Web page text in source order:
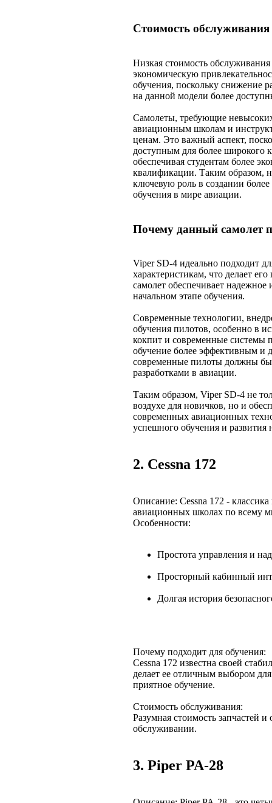
Стоимость обслуживания
Низкая стоимость
экономическую
обучения, поскольку снижение
на данной модели более
Самолеты, требующие
авиационным школам и
ценам. Это важный аспект,
доступным для более широкого
обеспечивая студентам более
квалификации. Таким образом,
ключевую роль в создании
обучения в мире авиации.
Почему данный самолет
Viper SD-4 идеально подходит
характеристикам, что делает
самолет обеспечивает
начальном этапе обучения.
Современные технологии,
обучения пилотов, особенно в
кокпит и современные системы
обучение более эффективным и
современные пилоты должны
разработками в авиации.
Таким образом, Viper SD-4 не
воздухе для новичков, но и
современных авиационных
успешного обучения и
2. Cessna 172
Описание: Cessna 172 -
авиационных школах по всему
Особенности:
Простота управления и
Просторный кабинный
Долгая история
Почему подходит для обучения:
Cessna 172 известна своей
делает ее отличным выбором
приятное обучение.
Стоимость обслуживания:
Разумная стоимость запчастей
обслуживании.
3. Piper PA-28